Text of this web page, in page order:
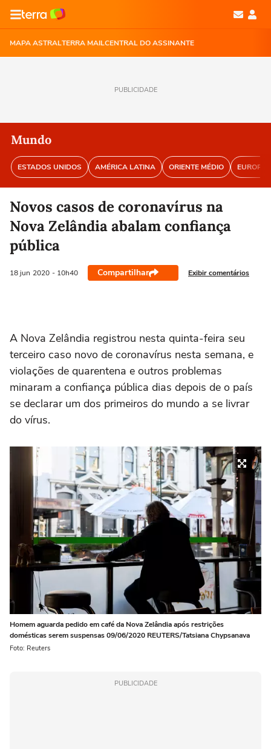
MAPA ASTRALTERRA MAILCENTRAL DO ASSINANTE
PUBLICIDADE
Mundo
ESTADOS UNIDOS AMÉRICA LATINA ORIENTE MÉDIO EUROPA
Novos casos de coronavírus na
Nova Zelândia abalam confiança
pública
18 jun 2020 - 10h40 Compartilhar Exibir comentários
A Nova Zelândia registrou nesta quinta-feira seu
terceiro caso novo de coronavírus nesta semana, e
violações de quarentena e outros problemas
minaram a confiança pública dias depois de o país
se declarar um dos primeiros do mundo a se livrar
do vírus.
Homem aguarda pedido em café da Nova Zelândia após restrições
domésticas serem suspensas 09/06/2020 REUTERS/Tatsiana Chypsanava
Foto: Reuters
PUBLICIDADE